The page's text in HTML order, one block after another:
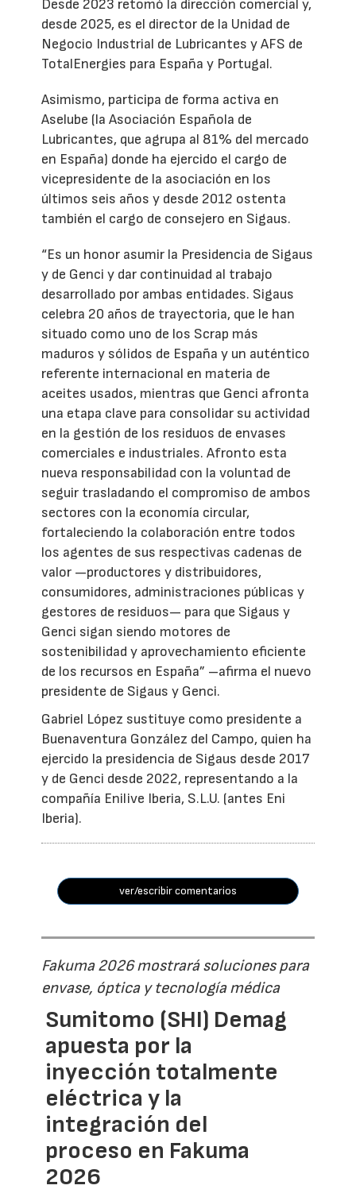
Desde 2023 retomó la dirección comercial y,
desde 2025, es el director de la Unidad de
Negocio Industrial de Lubricantes y AFS de
TotalEnergies para España y Portugal.
Asimismo, participa de forma activa en
Aselube (la Asociación Española de
Lubricantes, que agrupa al 81% del mercado
en España) donde ha ejercido el cargo de
vicepresidente de la asociación en los
últimos seis años y desde 2012 ostenta
también el cargo de consejero en Sigaus.
“Es un honor asumir la Presidencia de Sigaus
y de Genci y dar continuidad al trabajo
desarrollado por ambas entidades. Sigaus
celebra 20 años de trayectoria, que le han
situado como uno de los Scrap más
maduros y sólidos de España y un auténtico
referente internacional en materia de
aceites usados, mientras que Genci afronta
una etapa clave para consolidar su actividad
en la gestión de los residuos de envases
comerciales e industriales. Afronto esta
nueva responsabilidad con la voluntad de
seguir trasladando el compromiso de ambos
sectores con la economía circular,
fortaleciendo la colaboración entre todos
los agentes de sus respectivas cadenas de
valor —productores y distribuidores,
consumidores, administraciones públicas y
gestores de residuos— para que Sigaus y
Genci sigan siendo motores de
sostenibilidad y aprovechamiento eficiente
de los recursos en España” –afirma el nuevo
presidente de Sigaus y Genci.
Gabriel López sustituye como presidente a
Buenaventura González del Campo, quien ha
ejercido la presidencia de Sigaus desde 2017
y de Genci desde 2022, representando a la
compañía Enilive Iberia, S.L.U. (antes Eni
Iberia).
ver/escribir comentarios
Fakuma 2026 mostrará soluciones para
envase, óptica y tecnología médica
Sumitomo (SHI) Demag
apuesta por la
inyección totalmente
eléctrica y la
integración del
proceso en Fakuma
2026